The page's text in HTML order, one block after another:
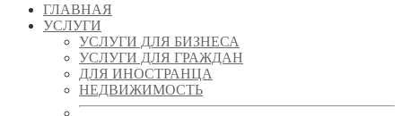
ГЛАВНАЯ
УСЛУГИ
УСЛУГИ ДЛЯ БИЗНЕСА
УСЛУГИ ДЛЯ ГРАЖДАН
ДЛЯ ИНОСТРАНЦА
НЕДВИЖИМОСТЬ